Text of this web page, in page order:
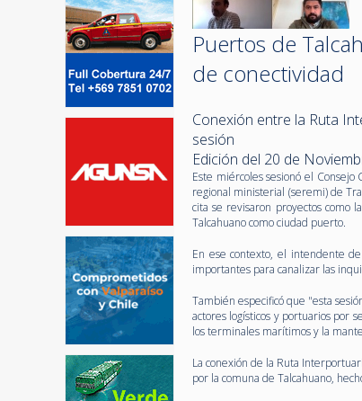
Puertos de
de conectividad
Conexión entre la Ruta
sesión
Edición del 20 de
Este miércoles sesionó el
regional ministerial (seremi) de
cita se revisaron proyectos como
Talcahuano como ciudad puerto.
En ese contexto, el intendente
importantes para canalizar las
También especificó que "esta
actores logísticos y portuarios por
los terminales marítimos y la
La conexión de la Ruta
por la comuna de Talcahuano,